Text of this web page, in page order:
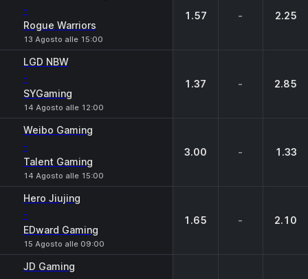
-
Rogue Warriors
13 Agosto alle 15:00
1.57 - 2.25
LGD NBW
-
SYGaming
14 Agosto alle 12:00
1.37 - 2.85
Weibo Gaming
-
Talent Gaming
14 Agosto alle 15:00
3.00 - 1.33
Hero Jiujing
-
EDward Gaming
15 Agosto alle 09:00
1.65 - 2.10
JD Gaming